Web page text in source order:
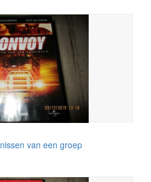
van een groep